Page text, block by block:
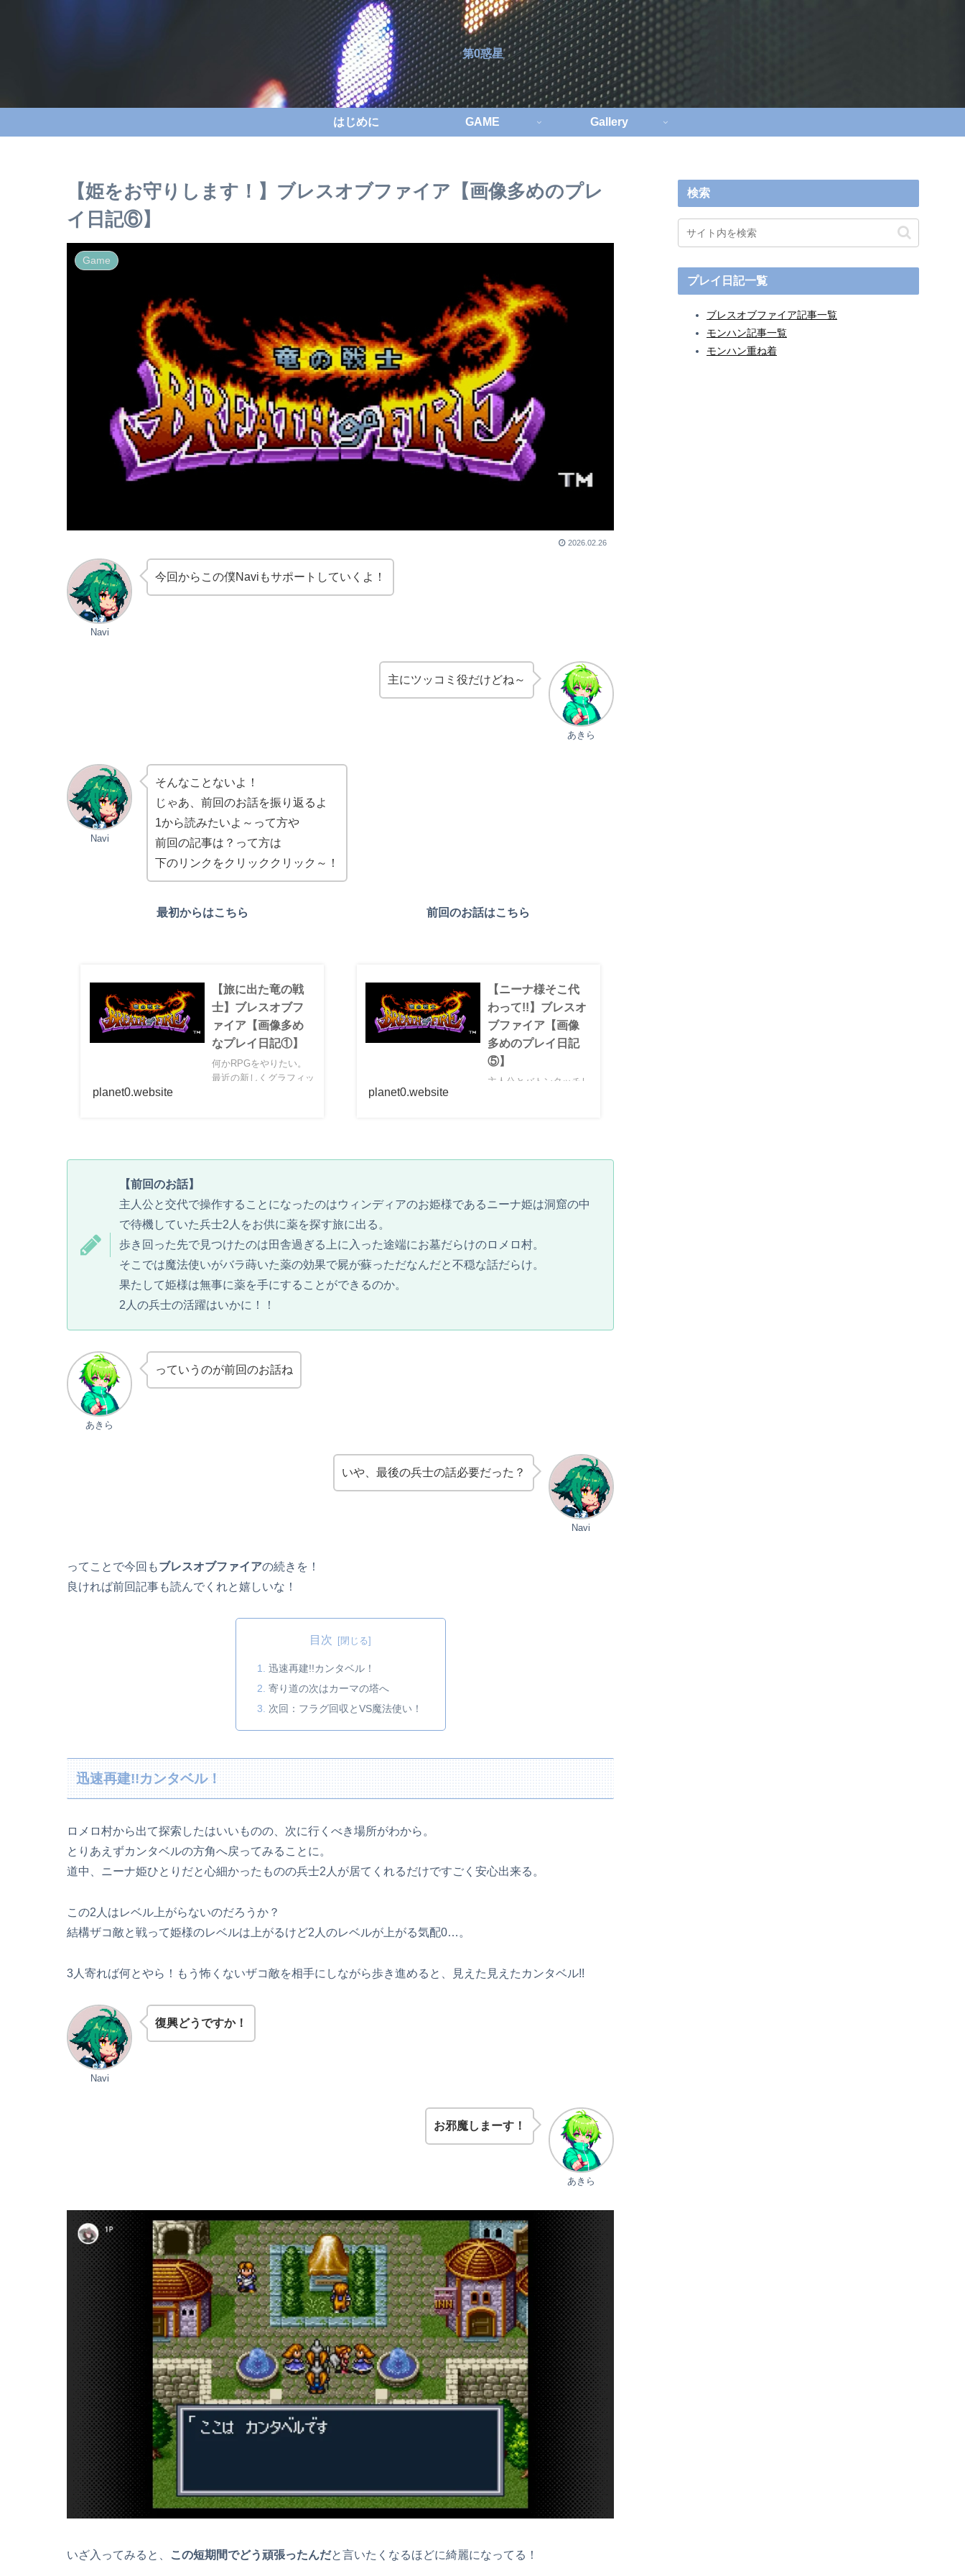
第0惑星
はじめに GAME Gallery
【姫をお守りします！】ブレスオブファイア【画像多めのプレ
イ日記⑥】
Game
2026.02.26
Navi
今回からこの僕Naviもサポートしていくよ！
あきら
主にツッコミ役だけどね～
Navi
そんなことないよ！
じゃあ、前回のお話を振り返るよ
1から読みたいよ～って方や
前回の記事は？って方は
下のリンクをクリッククリック～！
最初からはこちら 前回のお話はこちら
【旅に出た竜の戦
士】ブレスオブフ
ァイア【画像多め
なプレイ日記①】
何かRPGをやりたい。
最近の新しくグラフィッ
ってスマホゲ...
planet0.website
【ニーナ様そこ代
わって!!】ブレスオ
ブファイア【画像
多めのプレイ日記
⑤】
主人公とバトンタッチし
アの続きを。良ければ前
回記事も読んでくれと嬉
planet0.website
【前回のお話】
主人公と交代で操作することになったのはウィンディアのお姫様であるニーナ姫は洞窟の中
で待機していた兵士2人をお供に薬を探す旅に出る。
歩き回った先で見つけたのは田舎過ぎる上に入った途端にお墓だらけのロメロ村。
そこでは魔法使いがバラ蒔いた薬の効果で屍が蘇っただなんだと不穏な話だらけ。
果たして姫様は無事に薬を手にすることができるのか。
2人の兵士の活躍はいかに！！
あきら
っていうのが前回のお話ね
Navi
いや、最後の兵士の話必要だった？
ってことで今回もブレスオブファイアの続きを！
良ければ前回記事も読んでくれと嬉しいな！
目次
迅速再建!!カンタベル！
寄り道の次はカーマの塔へ
次回：フラグ回収とVS魔法使い！
迅速再建!!カンタベル！
ロメロ村から出て探索したはいいものの、次に行くべき場所がわから。
とりあえずカンタベルの方角へ戻ってみることに。
道中、ニーナ姫ひとりだと心細かったものの兵士2人が居てくれるだけですごく安心出来る。
この2人はレベル上がらないのだろうか？
結構ザコ敵と戦って姫様のレベルは上がるけど2人のレベルが上がる気配0…。
3人寄れば何とやら！もう怖くないザコ敵を相手にしながら歩き進めると、見えた見えたカンタベル!!
Navi
復興どうですか！
あきら
お邪魔しまーす！
いざ入ってみると、 この短期間でどう頑張ったんだと言いたくなるほどに綺麗になってる！
検索
プレイ日記一覧
ブレスオブファイア記事一覧
モンハン記事一覧
モンハン重ね着